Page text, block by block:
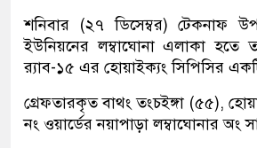
শনিবার (২৭ ডিসেম্বর) টেকনাফ
ইউনিয়নের লম্বাঘোনা এলাকা হতে
র‌্যাব-১৫ এর হোয়াইক্যং সিপিসির
গ্রেফতারকৃত বাথং তংচইঙ্গা (৫৫),
নং ওয়ার্ডের নয়াপাড়া লম্বাঘোনার অং